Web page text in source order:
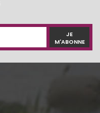
JE
M'ABONNE